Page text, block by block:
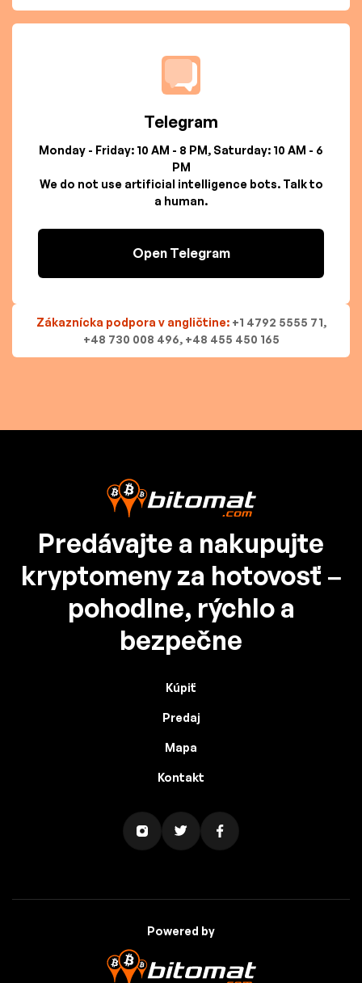
Telegram
Monday - Friday: 10 AM - 8 PM, Saturday: 10 AM - 6
PM
We do not use artificial intelligence bots. Talk to
a human.
Open Telegram
Zákaznícka podpora v angličtine: +1 4792 5555 71,
+48 730 008 496, +48 455 450 165
Predávajte a nakupujte
kryptomeny za hotovosť –
pohodlne, rýchlo a
bezpečne
Kúpiť
Predaj
Mapa
Kontakt
Powered by